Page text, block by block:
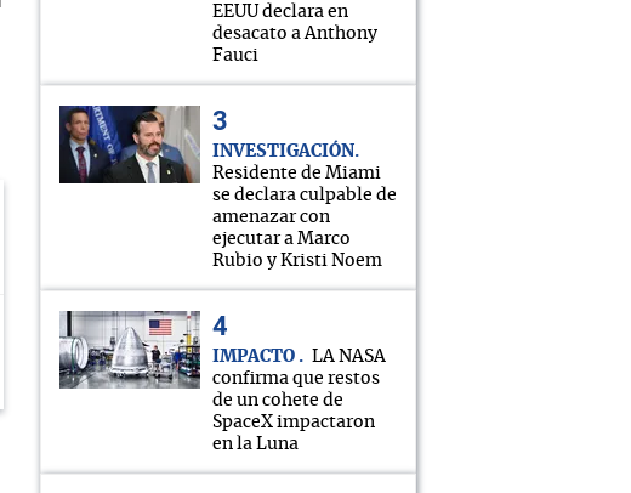
EEUU declara en
desacato a Anthony
Fauci
INVESTIGACIÓN
Residente de Miami
se declara culpable de
amenazar con
ejecutar a Marco
Rubio y Kristi Noem
IMPACTO
LA NASA
confirma que restos
de un cohete de
SpaceX impactaron
en la Luna